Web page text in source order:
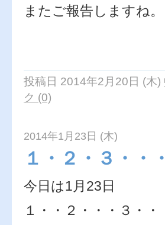
またご報告しますね。
投稿日 2014年2月20日 (木)
ク (0)
2014年1月23日 (木)
１・２・３・・
今日は1月23日
１・・２・・・３・